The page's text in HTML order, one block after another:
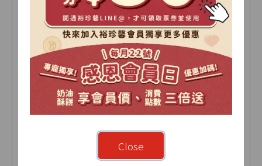
伯爵牛奶酥禮盒 6入(盒)
Close